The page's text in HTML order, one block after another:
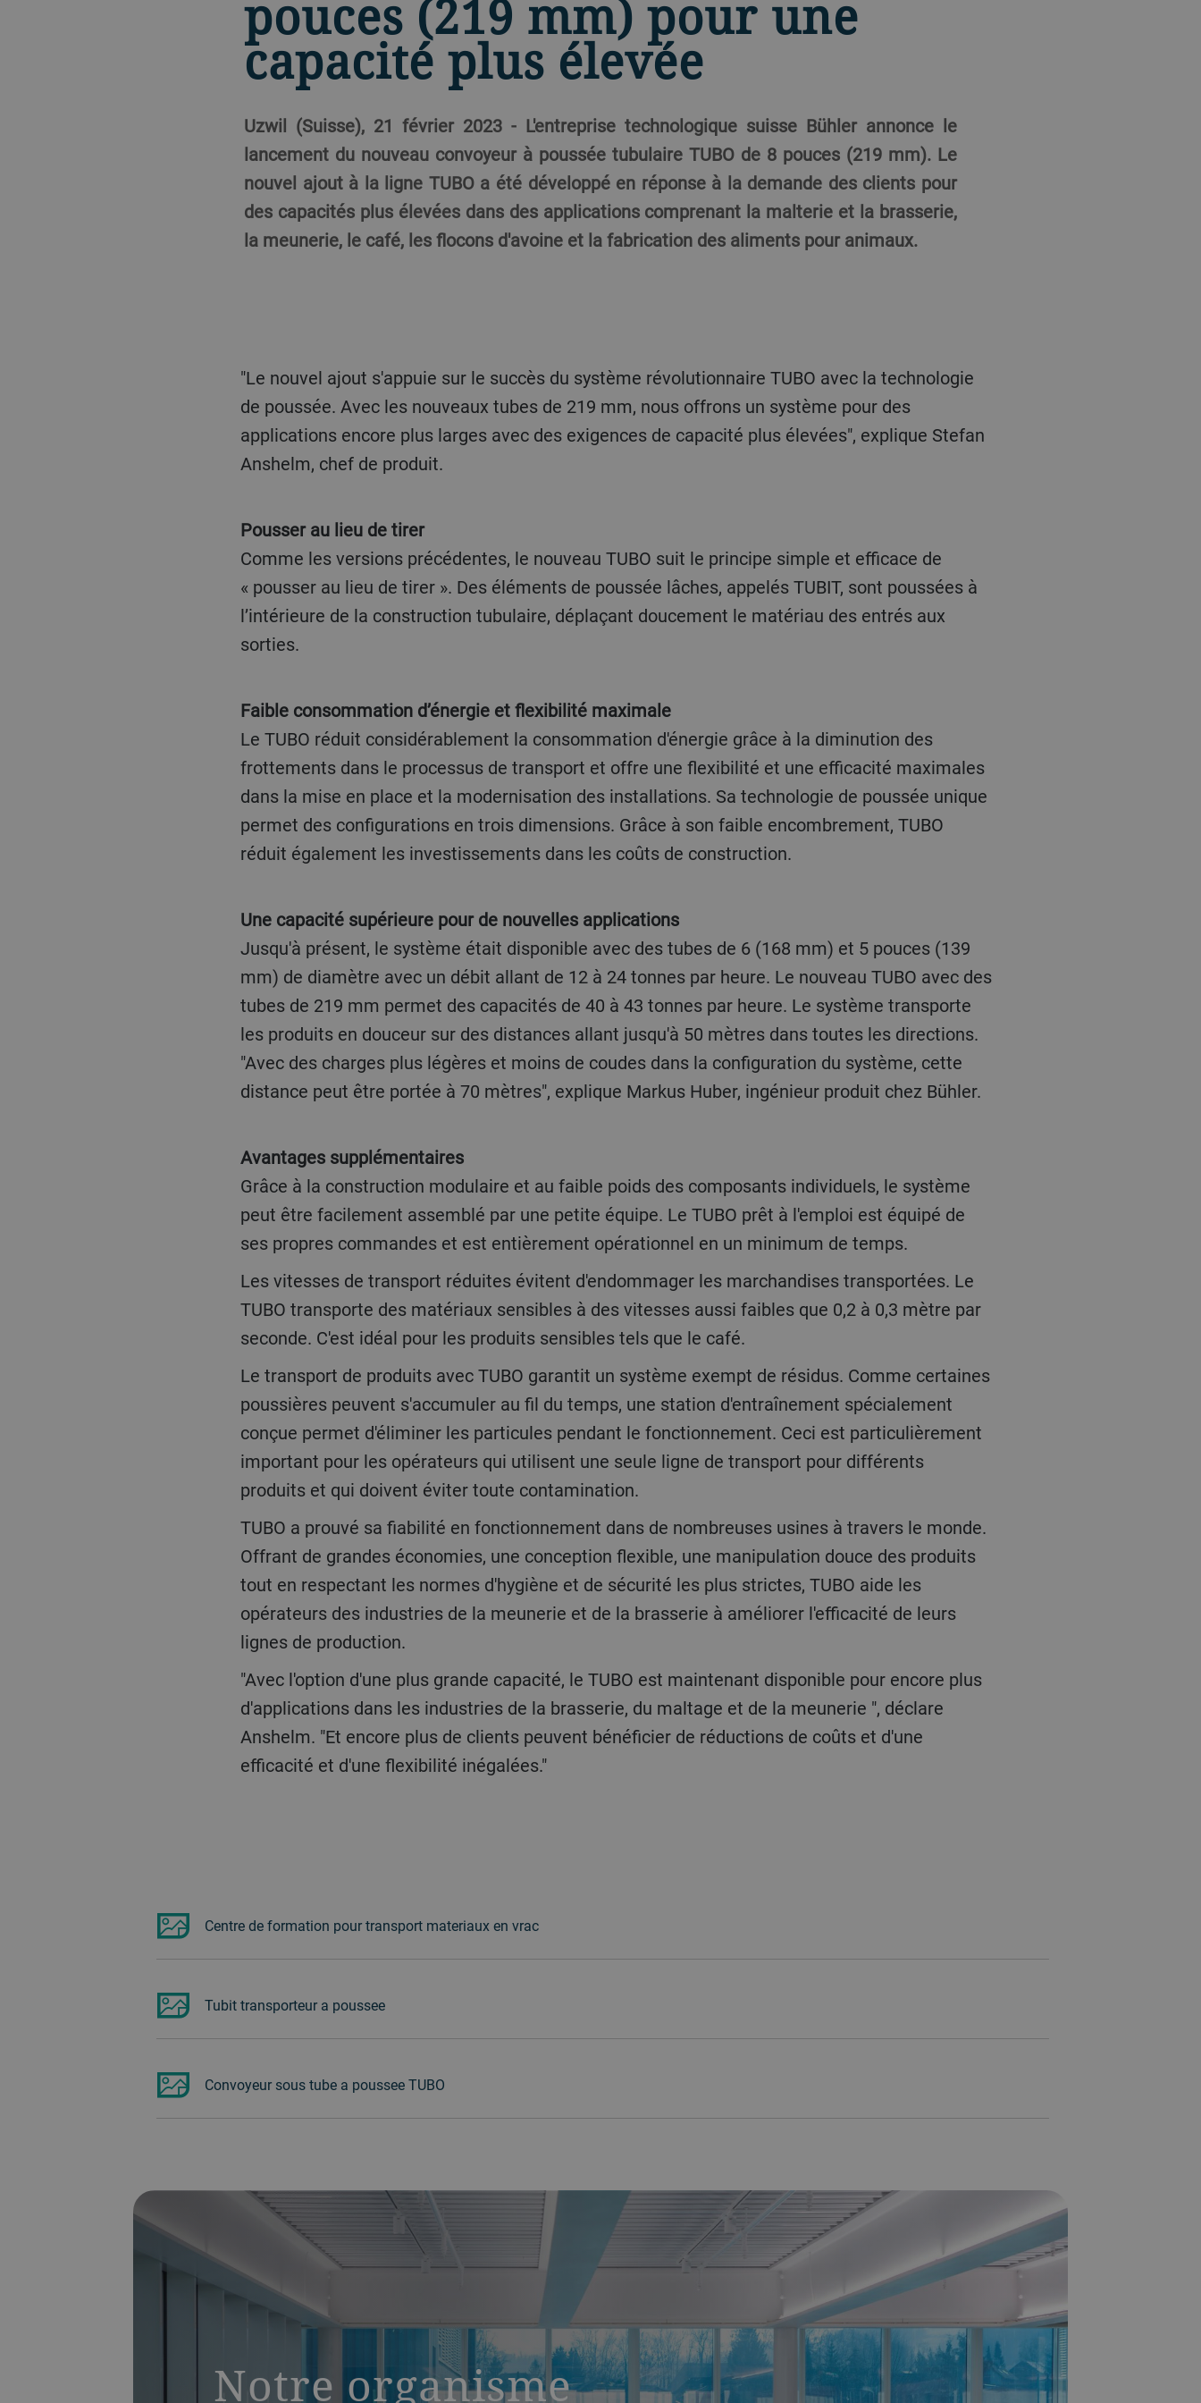
pouces (219 mm) pour une
capacité plus élevée
Uzwil (Suisse), 21 février 2023 - L'entreprise technologique suisse Bühler annonce le
lancement du nouveau convoyeur à poussée tubulaire TUBO de 8 pouces (219 mm). Le
nouvel ajout à la ligne TUBO a été développé en réponse à la demande des clients pour
des capacités plus élevées dans des applications comprenant la malterie et la brasserie,
la meunerie, le café, les flocons d'avoine et la fabrication des aliments pour animaux.
"Le nouvel ajout s'appuie sur le succès du système révolutionnaire TUBO avec la technologie
de poussée. Avec les nouveaux tubes de 219 mm, nous offrons un système pour des
applications encore plus larges avec des exigences de capacité plus élevées", explique Stefan
Anshelm, chef de produit.
Pousser au lieu de tirer
Comme les versions précédentes, le nouveau TUBO suit le principe simple et efficace de
« pousser au lieu de tirer ». Des éléments de poussée lâches, appelés TUBIT, sont poussées à
l’intérieure de la construction tubulaire, déplaçant doucement le matériau des entrés aux
sorties.
Faible consommation d’énergie et flexibilité maximale
Le TUBO réduit considérablement la consommation d'énergie grâce à la diminution des
frottements dans le processus de transport et offre une flexibilité et une efficacité maximales
dans la mise en place et la modernisation des installations. Sa technologie de poussée unique
permet des configurations en trois dimensions. Grâce à son faible encombrement, TUBO
réduit également les investissements dans les coûts de construction.
Une capacité supérieure pour de nouvelles applications
Jusqu'à présent, le système était disponible avec des tubes de 6 (168 mm) et 5 pouces (139
mm) de diamètre avec un débit allant de 12 à 24 tonnes par heure. Le nouveau TUBO avec des
tubes de 219 mm permet des capacités de 40 à 43 tonnes par heure. Le système transporte
les produits en douceur sur des distances allant jusqu'à 50 mètres dans toutes les directions.
"Avec des charges plus légères et moins de coudes dans la configuration du système, cette
distance peut être portée à 70 mètres", explique Markus Huber, ingénieur produit chez Bühler.
Avantages supplémentaires
Grâce à la construction modulaire et au faible poids des composants individuels, le système
peut être facilement assemblé par une petite équipe. Le TUBO prêt à l'emploi est équipé de
ses propres commandes et est entièrement opérationnel en un minimum de temps.
Les vitesses de transport réduites évitent d'endommager les marchandises transportées. Le
TUBO transporte des matériaux sensibles à des vitesses aussi faibles que 0,2 à 0,3 mètre par
seconde. C'est idéal pour les produits sensibles tels que le café.
Le transport de produits avec TUBO garantit un système exempt de résidus. Comme certaines
poussières peuvent s'accumuler au fil du temps, une station d'entraînement spécialement
conçue permet d'éliminer les particules pendant le fonctionnement. Ceci est particulièrement
important pour les opérateurs qui utilisent une seule ligne de transport pour différents
produits et qui doivent éviter toute contamination.
TUBO a prouvé sa fiabilité en fonctionnement dans de nombreuses usines à travers le monde.
Offrant de grandes économies, une conception flexible, une manipulation douce des produits
tout en respectant les normes d'hygiène et de sécurité les plus strictes, TUBO aide les
opérateurs des industries de la meunerie et de la brasserie à améliorer l'efficacité de leurs
lignes de production.
"Avec l'option d'une plus grande capacité, le TUBO est maintenant disponible pour encore plus
d'applications dans les industries de la brasserie, du maltage et de la meunerie ", déclare
Anshelm. "Et encore plus de clients peuvent bénéficier de réductions de coûts et d'une
efficacité et d'une flexibilité inégalées."
Centre de formation pour transport materiaux en vrac
Tubit transporteur a poussee
Convoyeur sous tube a poussee TUBO
Notre organisme